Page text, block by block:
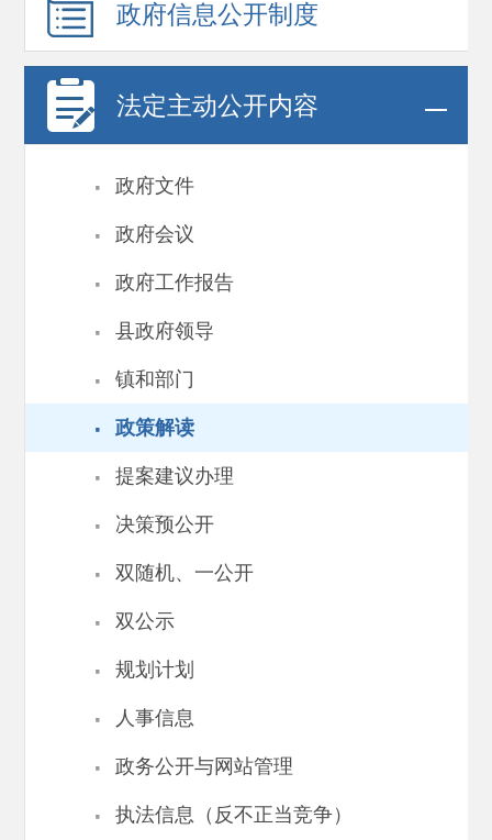
政府信息公开制度
法定主动公开内容
· 政府文件
· 政府会议
· 政府工作报告
· 县政府领导
· 镇和部门
· 政策解读
· 提案建议办理
· 决策预公开
· 双随机、一公开
· 双公示
· 规划计划
· 人事信息
· 政务公开与网站管理
· 执法信息（反不正当竞争）